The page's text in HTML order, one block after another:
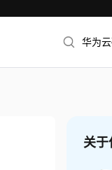
华为
关于